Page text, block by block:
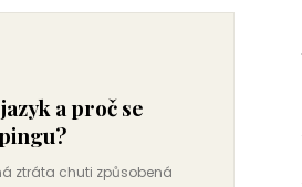
a proč se
ztráta chuti způsobená